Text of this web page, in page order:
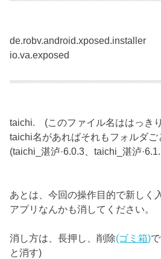
de.robv.android.xposed.installer
io.va.exposed
taichi. (このファイル名ははっき
taichi名があればそれもフォルダご
(taichi_湛泸·6.0.3、taichi_湛泸
あとは、今回の操作目的で新しく
アプリなんかも消してください。
消し方は、長押し、削除(ゴミ箱)
と消す)